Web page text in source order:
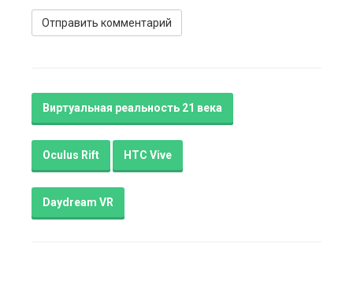
Виртуальная реальность 21 века
Oculus Rift HTC Vive
Daydream VR